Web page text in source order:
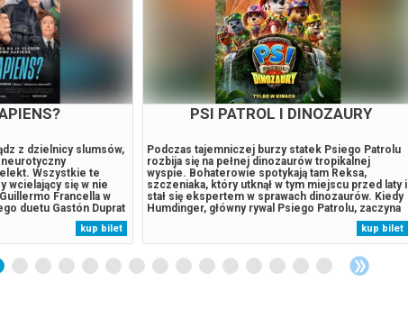
z dzielnicy slumsów,
Wszystkie te
wcielający się w nie
Francella w
duetu Gastón Duprat
jest na
z nich, w satyrycznym
kup bilet
PSI PATROL I DINOZAURY
Podczas tajemniczej burzy statek Psiego Patrolu
rozbija się na pełnej dinozaurów tropikalnej
wyspie. Bohaterowie spotykają tam Reksa,
szczeniaka, który utknął w tym miejscu przed laty i
stał się ekspertem w sprawach dinozaurów. Kiedy
Humdinger, główny rywal Psiego Patrolu, zaczyna
lekkomyślnie eksploatować zasoby naturalne
wyspy, doprowadza do wybuchu ogromnego,
uśpionego od lat wulkanu. Psi Patrol...
kup bilet